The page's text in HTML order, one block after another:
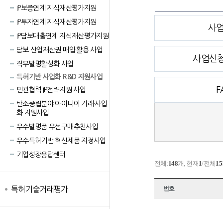
IP보증연계 지식재산평가지원
IP투자연계 지식재산평가지원
IP담보대출연계 지식재산평가지원
담보 산업재산권 매입·활용 사업
직무발명활성화 사업
특허기반 사업화 R&D 지원사업
민관협력 IP전략지원 사업
탄소중립분야 아이디어 거래·사업
화 지원사업
우수발명품 우선구매추천사업
우수특허기반 혁신제품 지정사업
기업성장응답센터
특허기술거래평가
사
사업신
전체:148개, 현재1/전체15
번호